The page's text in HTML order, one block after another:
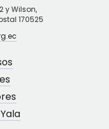
y Wilson,
170525